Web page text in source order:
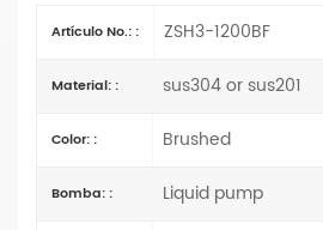
Artículo No.: : ZSH3-1200BF
Material: : sus304 or sus201
Color: : Brushed
Bomba: : Liquid pump